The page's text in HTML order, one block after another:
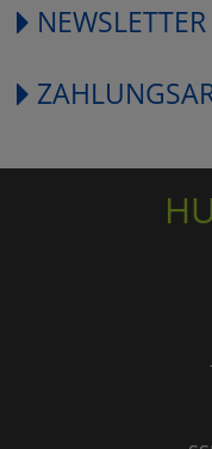
NEWSLETTER